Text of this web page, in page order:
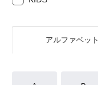
アルファベット